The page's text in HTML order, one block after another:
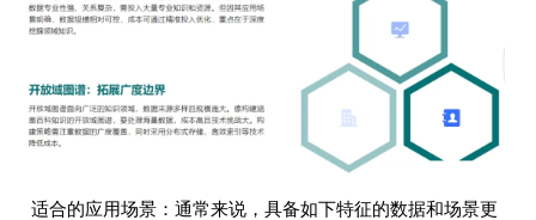
适合的应用场景：通常来说，具备如下特征的数据和场景更